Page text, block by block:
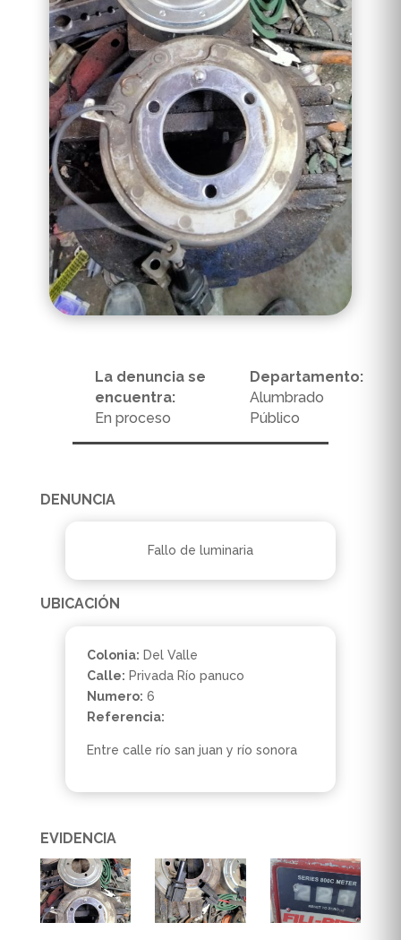
La denuncia se
encuentra:
En proceso
Departamento:
Alumbrado
Público
DENUNCIA
Fallo de luminaria
UBICACIÓN
Colonia: Del Valle
Calle: Privada Río panuco
Numero: 6
Referencia:
Entre calle río san juan y río sonora
EVIDENCIA